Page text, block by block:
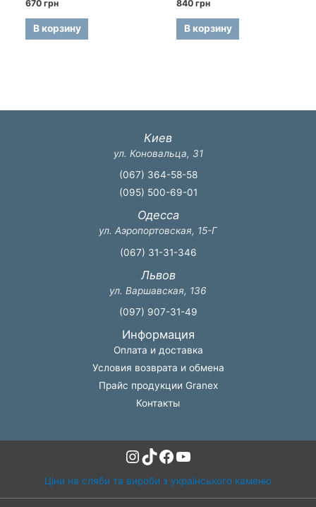
0
из
670грн
В корзину
0
из
840грн
В корзину
Киев
ул. Коновальца, 31
(067) 364-58-58
(095) 500-69-01
Одесса
ул. Аэропортовская, 15-Г
(067) 31-31-346
Львов
ул. Варшавская, 136
(097) 907-31-49
Информация
Оплата и доставка
Условия возврата и обмена
Прайс продукции Granex
Контакты
Instagram
TikTok
Facebook
YouTube
Ціни на сляби та вироби з українського каменю